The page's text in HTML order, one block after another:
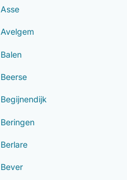
Asse
Avelgem
Balen
Beerse
Begijnendijk
Beringen
Berlare
Bever